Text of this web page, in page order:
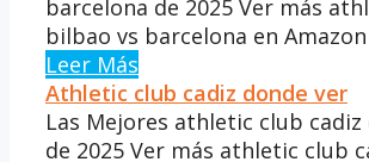
barcelona de 2025 Ver más
bilbao vs barcelona en Amazon
Leer Más
Athletic club cadiz donde ver
Las Mejores athletic club cadiz
de 2025 Ver más athletic club